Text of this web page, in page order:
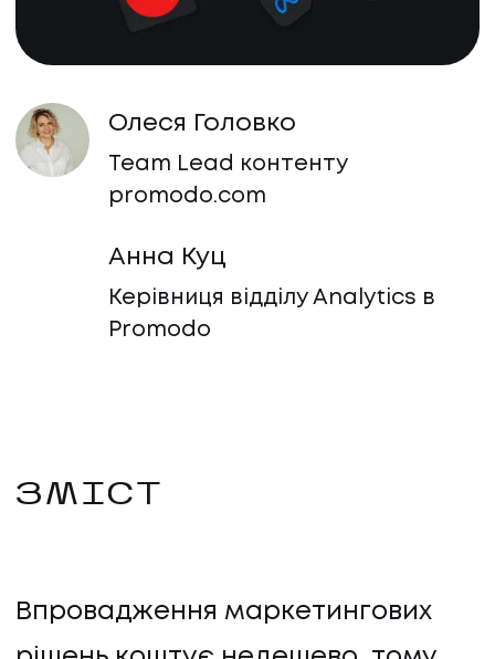
Олеся Головко
Team Lead контенту
promodo.com
Анна Куц
Керівниця відділу Analytics в
Promodo
ЗМІСТ
Впровадження маркетингових